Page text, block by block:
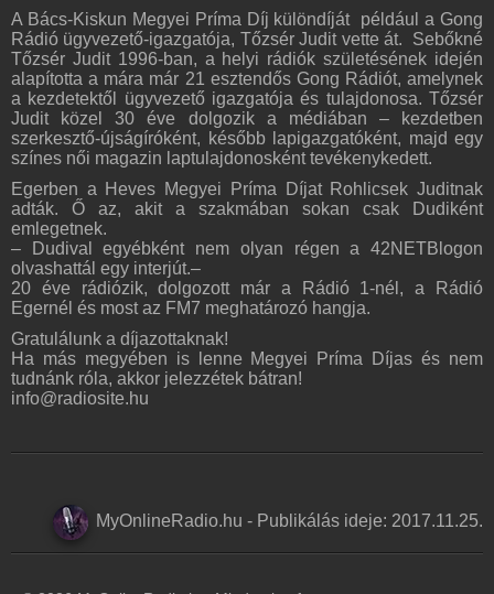
Online rádió készítés
Készítés lépésről lépésre
A Bács-Kiskun Megyei Príma Díj különdíját például a Gong
Rádió ügyvezető-igazgatója, Tőzsér Judit vette át. Sebőkné
Tőzsér Judit 1996-ban, a helyi rádiók születésének idején
alapította a mára már 21 esztendős Gong Rádiót, amelynek
a kezdetektől ügyvezető igazgatója és tulajdonosa. Tőzsér
Judit közel 30 éve dolgozik a médiában – kezdetben
szerkesztő-újságíróként, később lapigazgatóként, majd egy
színes női magazin laptulajdonosként tevékenykedett.
Egerben a Heves Megyei Príma Díjat Rohlicsek Juditnak
adták. Ő az, akit a szakmában sokan csak Dudiként
emlegetnek.
– Dudival egyébként nem olyan régen a 42NETBlogon
olvashattál egy interjút.–
20 éve rádiózik, dolgozott már a Rádió 1-nél, a Rádió
Egernél és most az FM7 meghatározó hangja.
Gratulálunk a díjazottaknak!
Ha más megyében is lenne Megyei Príma Díjas és nem
tudnánk róla, akkor jelezzétek bátran!
info@radiosite.hu
MyOnlineRadio.hu - Publikálás ideje: 2017.11.25.